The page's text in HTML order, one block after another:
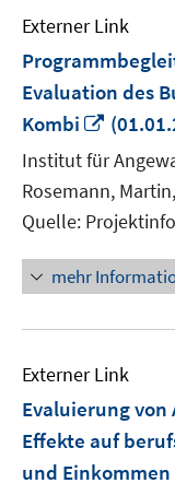
Externer Link
Evaluation des
Kombi
In
Fenster
öffnen
Institut für
Rosemann,
Quelle:
mehr
Externer Link
Evaluierung von
Effekte auf
und Einkommen